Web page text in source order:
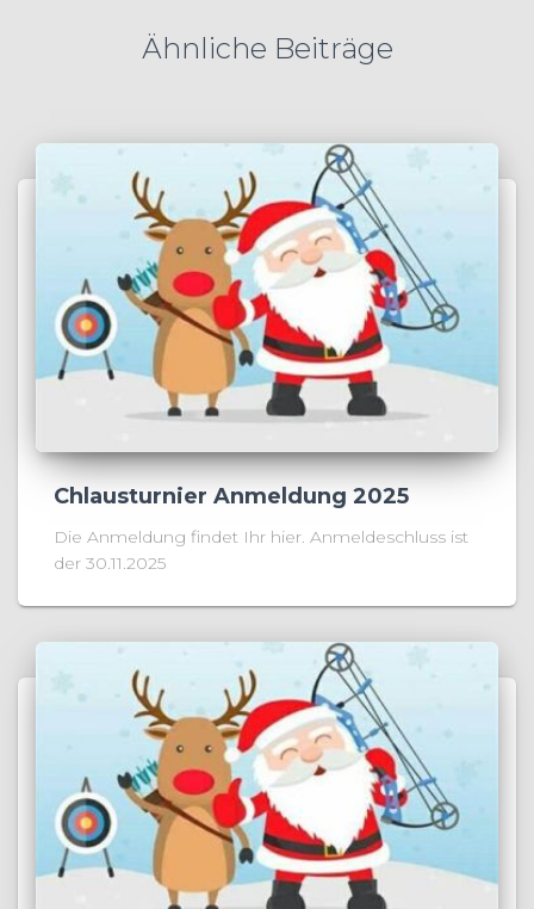
Ähnliche Beiträge
Chlausturnier Anmeldung 2025
Die Anmeldung findet Ihr hier. Anmeldeschluss ist
der 30.11.2025